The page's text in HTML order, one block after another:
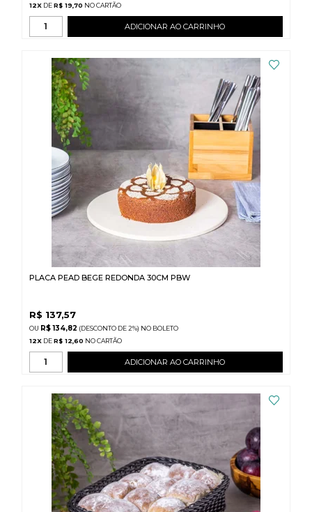
12X DE R$ 19,70
ADICIONAR AO CARRINHO
PLACA PEAD BEGE REDONDA 30CM PBW
R$ 137,57
R$ 134,82 (DESCONTO DE 2%) NO BOLETO
12X DE R$ 12,60
ADICIONAR AO CARRINHO